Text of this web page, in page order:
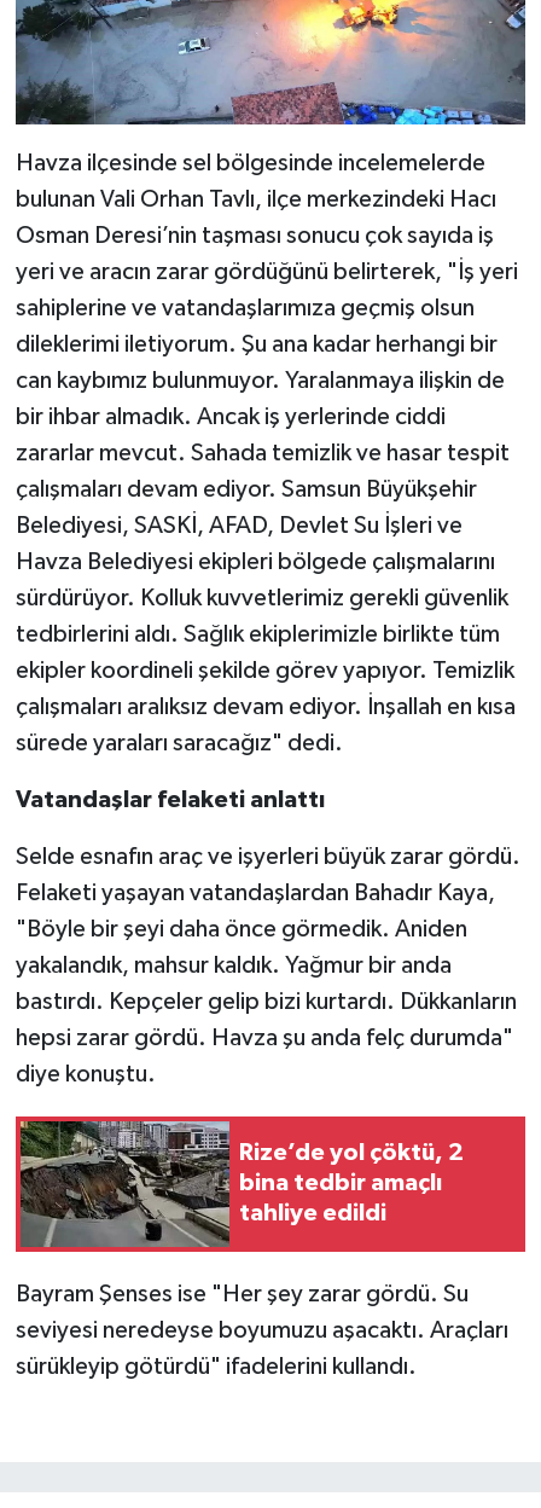
Havza ilçesinde sel bölgesinde incelemelerde
bulunan Vali Orhan Tavlı, ilçe merkezindeki Hacı
Osman Deresi’nin taşması sonucu çok sayıda iş
yeri ve aracın zarar gördüğünü belirterek, "İş yeri
sahiplerine ve vatandaşlarımıza geçmiş olsun
dileklerimi iletiyorum. Şu ana kadar herhangi bir
can kaybımız bulunmuyor. Yaralanmaya ilişkin de
bir ihbar almadık. Ancak iş yerlerinde ciddi
zararlar mevcut. Sahada temizlik ve hasar tespit
çalışmaları devam ediyor. Samsun Büyükşehir
Belediyesi, SASKİ, AFAD, Devlet Su İşleri ve
Havza Belediyesi ekipleri bölgede çalışmalarını
sürdürüyor. Kolluk kuvvetlerimiz gerekli güvenlik
tedbirlerini aldı. Sağlık ekiplerimizle birlikte tüm
ekipler koordineli şekilde görev yapıyor. Temizlik
çalışmaları aralıksız devam ediyor. İnşallah en kısa
sürede yaraları saracağız" dedi.
Vatandaşlar felaketi anlattı
Selde esnafın araç ve işyerleri büyük zarar gördü.
Felaketi yaşayan vatandaşlardan Bahadır Kaya,
"Böyle bir şeyi daha önce görmedik. Aniden
yakalandık, mahsur kaldık. Yağmur bir anda
bastırdı. Kepçeler gelip bizi kurtardı. Dükkanların
hepsi zarar gördü. Havza şu anda felç durumda"
diye konuştu.
Rize’de yol çöktü, 2
bina tedbir amaçlı
tahliye edildi
Bayram Şenses ise "Her şey zarar gördü. Su
seviyesi neredeyse boyumuzu aşacaktı. Araçları
sürükleyip götürdü" ifadelerini kullandı.